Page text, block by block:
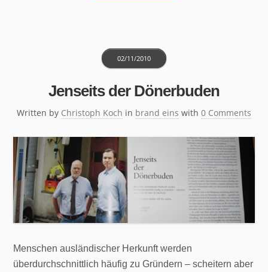
Jenseits der Dönerbuden
Written by Christoph Koch
02/11/2010
in brand eins with 0 Comments
Menschen ausländischer Herkunft werden
überdurchschnittlich häufig zu Gründern – scheitern aber